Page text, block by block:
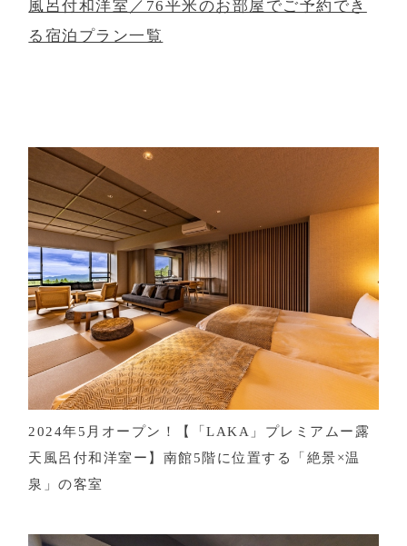
風呂付和洋室／76平米のお部屋でご予約でき
る宿泊プラン一覧
2024年5月オープン！【「LAKA」プレミアムー露
天風呂付和洋室ー】南館5階に位置する「絶景×温
泉」の客室